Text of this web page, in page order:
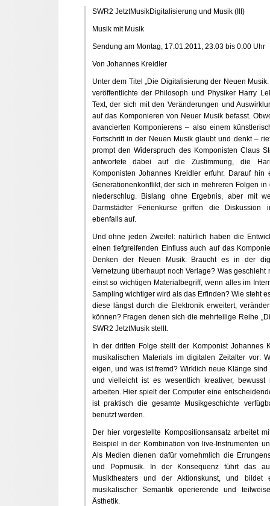
SWR2 JetztMusikDigitalisierung und Musik (III)
Musik mit Musik
Sendung am Montag, 17.01.2011, 23.03 bis 0.00 Uhr
Von Johannes Kreidler
Unter dem Titel „Die Digitalisierung der Neuen
veröffentlichte der Philosoph und Physiker Harry
Text, der sich mit den Veränderungen und
auf das Komponieren von Neuer Musik befasst.
avancierten Komponierens – also einem
Fortschritt in der Neuen Musik glaubt und denkt –
prompt den Widerspruch des Komponisten Claus
antwortete dabei auf die Zustimmung, die
Komponisten Johannes Kreidler erfuhr. Darauf
Generationenkonflikt, der sich in mehreren Folgen in
niederschlug. Bislang ohne Ergebnis, aber mit
Darmstädter Ferienkurse griffen die Diskussion
ebenfalls auf.
Und ohne jeden Zweifel: natürlich haben die
einen tiefgreifenden Einfluss auch auf das
Denken der Neuen Musik. Braucht es in der
Vernetzung überhaupt noch Verlage? Was geschieht
einst so wichtigen Materialbegriff, wenn alles im
Sampling wichtiger wird als das Erfinden? Wie steht
diese längst durch die Elektronik erweitert,
können? Fragen denen sich die mehrteilige Reihe
SWR2 JetztMusik stellt.
In der dritten Folge stellt der Komponist Johannes
musikalischen Materials im digitalen Zeitalter vor:
eigen, und was ist fremd? Wirklich neue Klänge
und vielleicht ist es wesentlich kreativer, bewusst
arbeiten. Hier spielt der Computer eine
ist praktisch die gesamte Musikgeschichte
benutzt werden.
Der hier vorgestellte Kompositionsansatz arbeitet
Beispiel in der Kombination von live-Instrumenten
Als Medien dienen dafür vornehmlich die
und Popmusik. In der Konsequenz führt das
Musiktheaters und der Aktionskunst, und bildet
musikalischer Semantik operierende und
Ästhetik.